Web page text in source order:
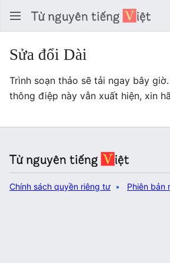
Sửa đổi Dài
Trình soạn thảo sẽ tải ngay bây
thông điệp này vẫn xuất hiện, xin
Chính sách quyền riêng tư Phiên bản